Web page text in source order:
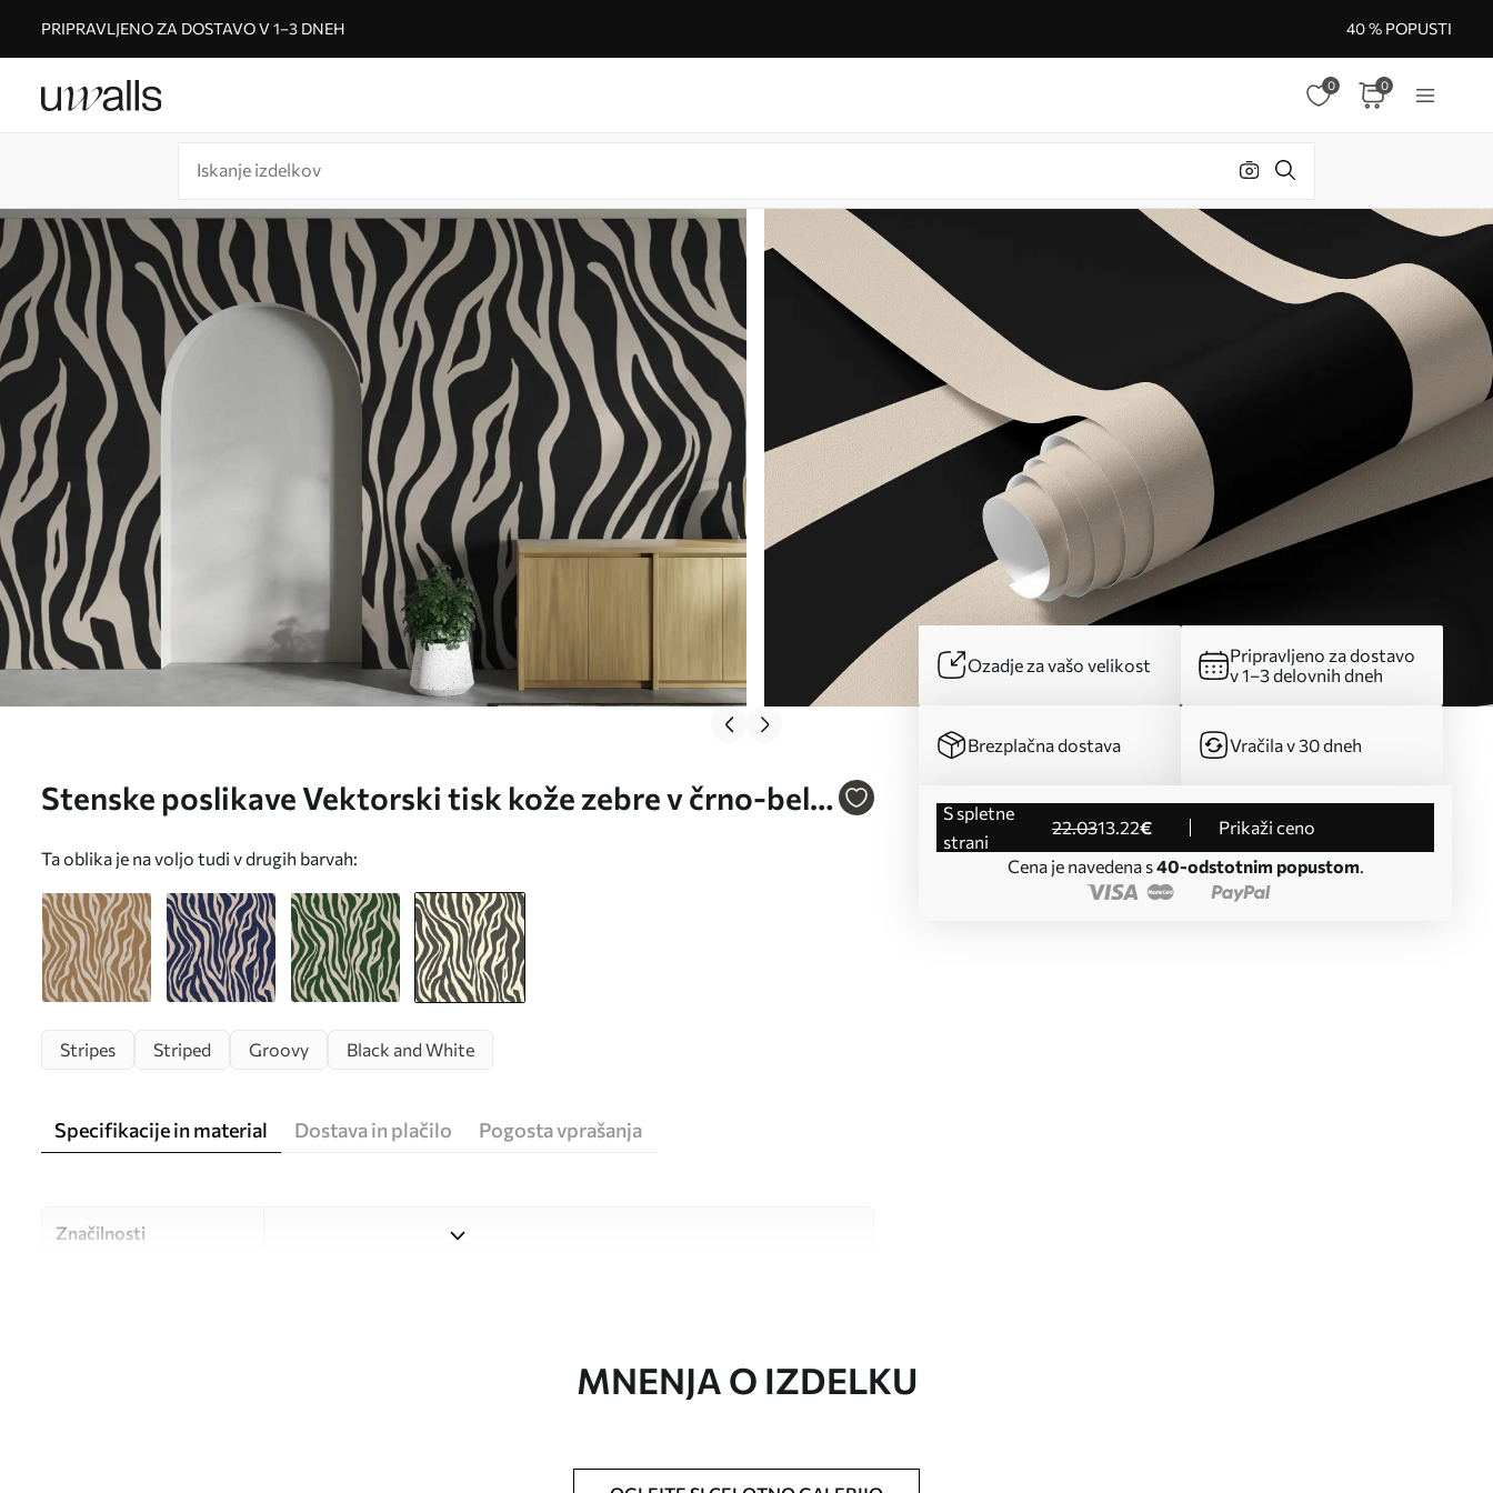
PRIPRAVLJENO ZA DOSTAVO V 1–3 DNEH 40 % POPUSTI
0 0
Stenske poslikave Vektorski tisk kože zebre v črno-belih
Ta oblika je na voljo tudi v drugih barvah:
Ozadje za vašo velikost
Pripravljeno za dostavo
v 1–3 delovnih dneh
Brezplačna dostava Vračila v 30 dneh
s spletne
strani
22.0313.22€
Prikaži ceno
Cena je navedena s40-odstotnim popustom.
Stripes Striped Groovy Black and White
Specifikacije in material Dostava in plačilo Pogosta vprašanja
Značilnosti
MNENJA O IZDELKU